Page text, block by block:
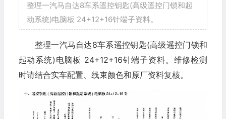
整理一汽马自达8车系遥控钥匙(高级遥控门锁和起
动系统)电脑板 24+12+16针端子资料。
整理一汽马自达8车系遥控钥匙(高级遥控门锁和
起动系统)电脑板 24+12+16针端子资料。维修检测
时请结合实车配置、线束颜色和原厂资料复核。